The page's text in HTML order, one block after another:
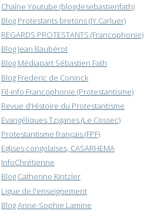
Chaîne Youtube (blogdesebastienfath)
Blog Protestants bretons (JY.Carluer)
REGARDS PROTESTANTS (Francophonie)
Blog Jean Baubérot
Blog Médiapart Sébastien Fath
Blog Frederic de Coninck
Fil-info Francophonie (Protestantisme)
Revue d'Histoire du Protestantisme
Evangéliques Tziganes (Le Cossec)
Protestantisme français (FPF)
Eglises congolaises, CASARHEMA
InfoChrétienne
Blog Catherine Kintzler
Ligue de l'enseignement
Blog Anne-Sophie Lamine